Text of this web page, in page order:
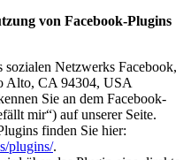
von Facebook-Plugins
Netzwerks Facebook,
Alto, CA 94304, USA
Sie an dem Facebook-
mir“) auf unserer Seite.
finden Sie hier:
plugins/.